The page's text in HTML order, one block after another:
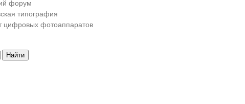
форум
типография
цифровых фотоаппаратов